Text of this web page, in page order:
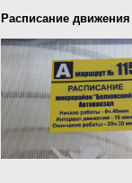
Расписание